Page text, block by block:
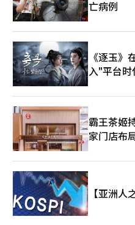
亡病例
《逐玉》
入"平台时
霸王茶姬
家门店布
【亚洲人